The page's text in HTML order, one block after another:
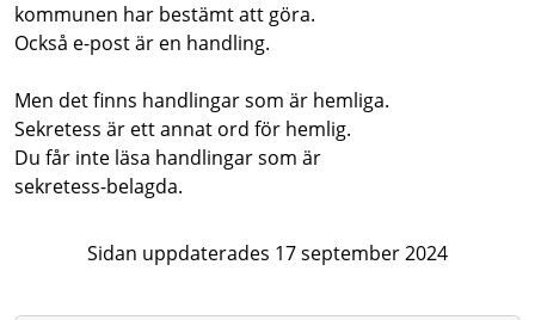
kommunen har bestämt att göra.
Också e-post är en handling.
Men det finns handlingar som är hemliga.
Sekretess är ett annat ord för hemlig.
Du får inte läsa handlingar som är
sekretess-belagda.
Sidan uppdaterades 17 september 2024